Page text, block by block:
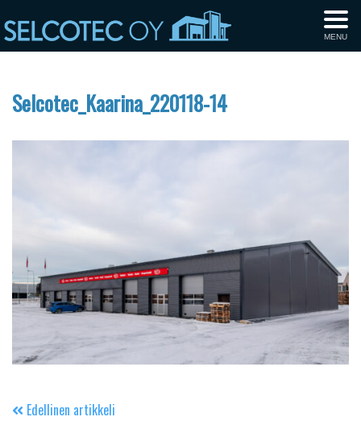
MENU
Selcotec_Kaarina_220118-14
Edellinen artikkeli